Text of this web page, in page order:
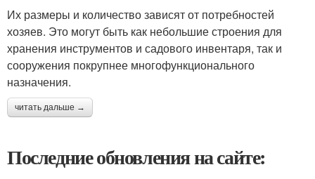
Их размеры и количество зависят от потребностей
хозяев. Это могут быть как небольшие строения для
хранения инструментов и садового инвентаря, так и
сооружения покрупнее многофункционального
назначения.
читать дальше →
Последние обновления на сайте: